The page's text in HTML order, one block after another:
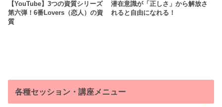
【YouTube】3つの資質シリーズ
第六弾！6番Lovers（恋人）の資
質
潜在意識が「正しさ」から解放さ
れると自由になれる！
各種セッション・講座メニュー